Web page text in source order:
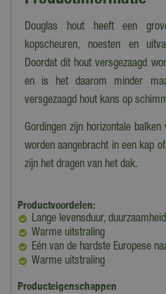
Douglas hout heeft een
kopscheuren, noesten en
Doordat dit hout versgezaagd
en is het daarom minder
versgezaagd hout kans op
Gordingen zijn horizontale
worden aangebracht in een kap
zijn het dragen van het dak.
Productvoordelen:
Lange levensduur,
Warme uitstraling
Eén van de hardste Europese
Warme uitstraling
Producteigenschappen